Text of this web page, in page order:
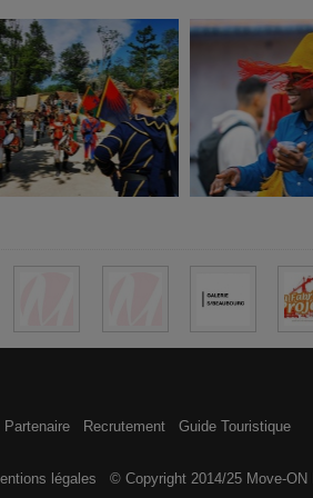
Recrutement Guide Touristique
légales © Copyright 2014/25 Move-ON